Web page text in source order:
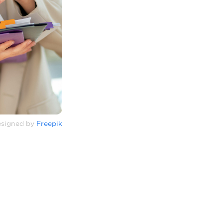
by Freepik